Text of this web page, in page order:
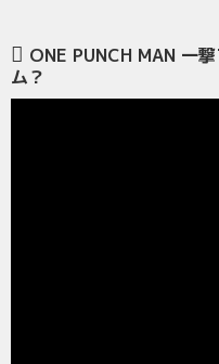
ONE PUNCH MAN 一
ム？